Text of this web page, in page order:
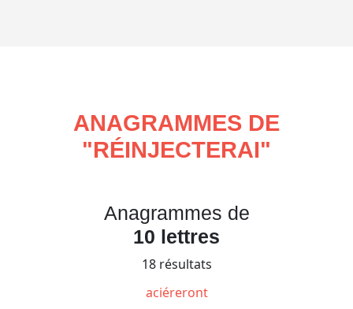
ANAGRAMMES DE
"RÉINJECTERAI"
Anagrammes de
10 lettres
18 résultats
aciéreront